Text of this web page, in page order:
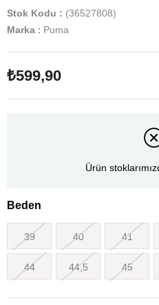
Stok Kodu
(36527808)
Marka : Puma
₺599,90
Ürün
Beden
39 40 41
44 44,5 45